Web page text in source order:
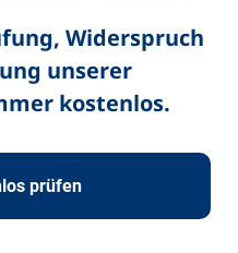
Widerspruch
unserer
kostenlos.
prüfen